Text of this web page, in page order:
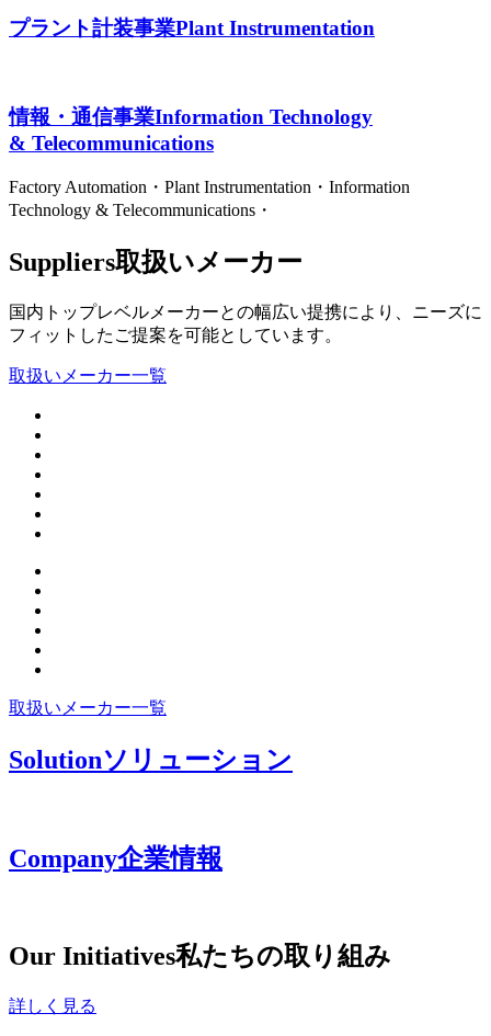
プラント計装事業Plant Instrumentation
情報・通信事業Information Technology
& Telecommunications
Factory Automation・Plant Instrumentation・Information
Technology & Telecommunications・
Suppliers取扱いメーカー
国内トップレベルメーカーとの幅広い提携により、ニーズに
フィットしたご提案を可能としています。
取扱いメーカー一覧
取扱いメーカー一覧
Solutionソリューション
Company企業情報
Our Initiatives私たちの取り組み
詳しく見る